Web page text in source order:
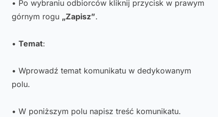
• Po wybraniu odbiorców kliknij przycisk w prawym
górnym rogu „Zapisz”.
• Temat:
• Wprowadź temat komunikatu w dedykowanym
polu.
• W poniższym polu napisz treść komunikatu.